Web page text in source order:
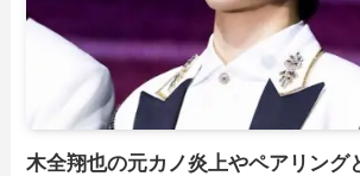
木全翔也の元カノ炎上やペアリング